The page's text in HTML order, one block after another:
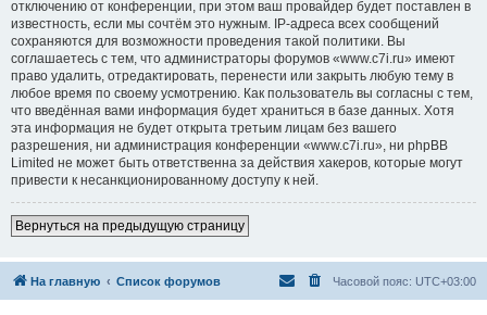
отключению от конференции, при этом ваш провайдер будет поставлен в
известность, если мы сочтём это нужным. IP-адреса всех сообщений
сохраняются для возможности проведения такой политики. Вы
соглашаетесь с тем, что администраторы форумов «www.c7i.ru» имеют
право удалить, отредактировать, перенести или закрыть любую тему в
любое время по своему усмотрению. Как пользователь вы согласны с тем,
что введённая вами информация будет храниться в базе данных. Хотя
эта информация не будет открыта третьим лицам без вашего
разрешения, ни администрация конференции «www.c7i.ru», ни phpBB
Limited не может быть ответственна за действия хакеров, которые могут
привести к несанкционированному доступу к ней.
Вернуться на предыдущую страницу
На главную Список форумов Часовой пояс: UTC+03:00